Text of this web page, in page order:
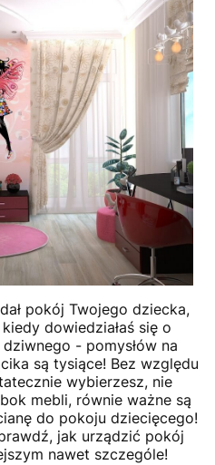
pokój Twojego dziecka,
dowiedziałaś się o
- pomysłów na
są tysiące! Bez względu
wybierzesz, nie
mebli, równie ważne są
do pokoju dziecięcego!
jak urządzić pokój
nawet szczególe!